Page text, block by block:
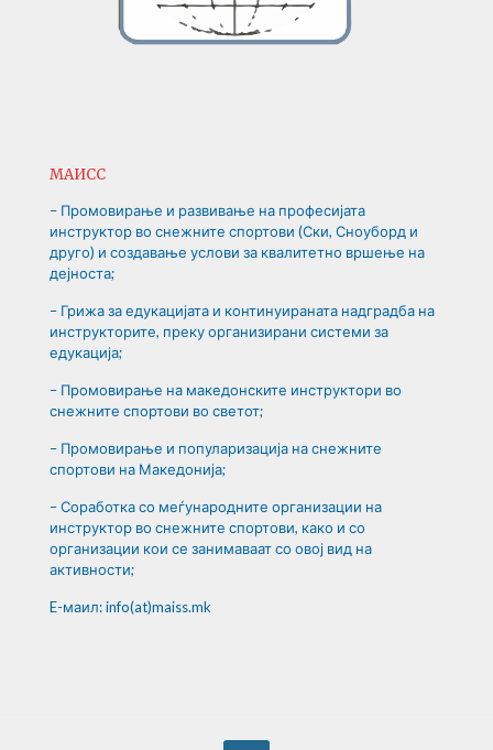
МАИСС
– Промовирање и развивање на професијата
инструктор во снежните спортови (Ски, Сноуборд и
друго) и создавање услови за квалитетно вршење на
дејноста;
– Грижа за едукацијата и континуираната надградба на
инструкторите, преку организирани системи за
едукација;
– Промовирање на македонските инструктори во
снежните спортови во светот;
– Промовирање и популаризација на снежните
спортови на Македонија;
– Соработка со меѓународните организации на
инструктор во снежните спортови, како и со
организации кои се занимаваат со овој вид на
активности;
E-маил: info(at)maiss.mk